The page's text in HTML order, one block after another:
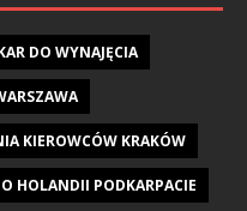
DO WYNAJĘCIA
KIEROWCÓW KRAKÓW
HOLANDII PODKARPACIE